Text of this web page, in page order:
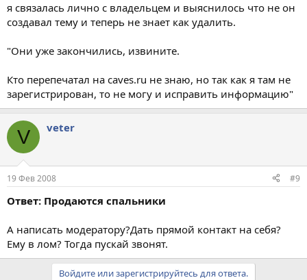
я связалась лично с владельцем и выяснилось что не он
создавал тему и теперь не знает как удалить.
"Они уже закончились, извините.
Кто перепечатал на caves.ru не знаю, но так как я там не
зарегистрирован, то не могу и исправить информацию"
V veter
19 Фев 2008 #9
Ответ: Продаются спальники
А написать модератору?Дать прямой контакт на себя?
Ему в лом? Тогда пускай звонят.
Войдите или зарегистрируйтесь для ответа.